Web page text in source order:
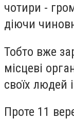
чотири -
діючи
Тобто вже
місцеві
своїх людей
Проте 11